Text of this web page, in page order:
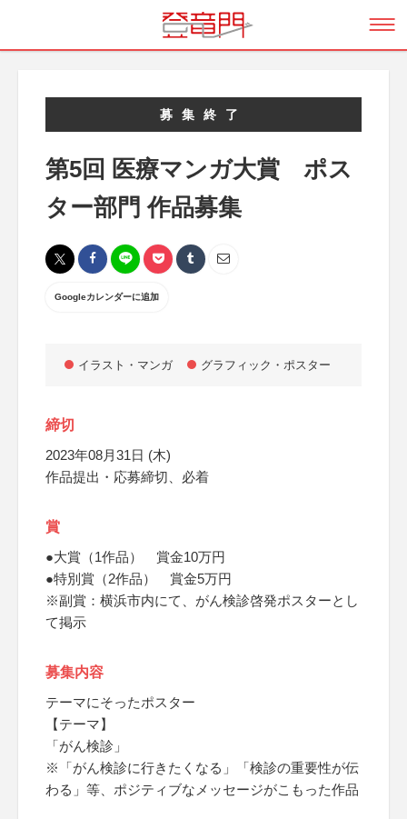
募集終了
第5回 医療マンガ大賞 ポス
ター部門 作品募集
Googleカレンダーに追加
イラスト・マンガ グラフィック・ポスター
締切
2023年08月31日 (木)
作品提出・応募締切、必着
賞
●大賞（1作品） 賞金10万円
●特別賞（2作品） 賞金5万円
※副賞：横浜市内にて、がん検診啓発ポスターとし
て掲示
募集内容
テーマにそったポスター
【テーマ】
「がん検診」
※「がん検診に行きたくなる」「検診の重要性が伝
わる」等、ポジティブなメッセージがこもった作品